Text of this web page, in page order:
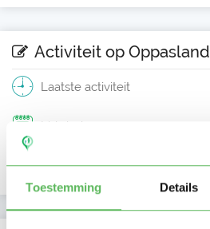
Toestemming Details
Activiteit op Oppasland
Laatste activiteit
Lid sinds
Profiel bijgewerkt